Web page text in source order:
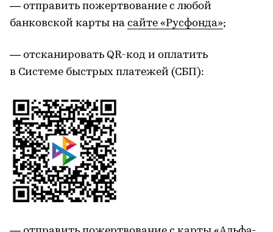
— отправить пожертвование с любой
банковской карты на сайте «Русфонда»;
— отсканировать QR-код и оплатить
в Системе быстрых платежей (СБП):